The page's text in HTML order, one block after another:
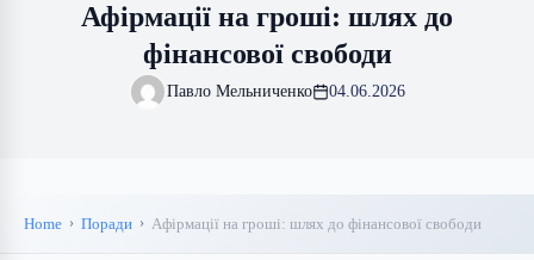
Афірмації на гроші: шлях до
фінансової свободи
Павло Мельниченко 04.06.2026
Home Поради Афірмації на гроші: шлях до фінансової свободи